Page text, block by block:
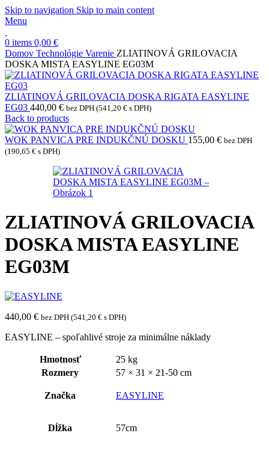
Skip to navigation Skip to main content
Menu
0 items 0,00 €
Domov Technológie Varenie ZLIATINOVÁ GRILOVACIA
DOSKA MISTA EASYLINE EG03M
ZLIATINOVÁ GRILOVACIA DOSKA RIGATA EASYLINE
EG03 440,00 € bez DPH (541,20 € s DPH)
Back to products
WOK PANVICA PRE INDUKČNÚ DOSKU 155,00 € bez DPH
(190,65 € s DPH)
ZLIATINOVÁ GRILOVACIA
DOSKA MISTA EASYLINE
EG03M
440,00 € bez DPH (541,20 € s DPH)
EASYLINE – spoľahlivé stroje za minimálne náklady
Hmotnosť
25 kg
Rozmery
57 × 31 × 21-50 cm
Značka EASYLINE
Dĺžka 57cm